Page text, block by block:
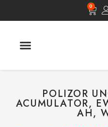
0
POLIZOR
ACUMULATOR,
AH,